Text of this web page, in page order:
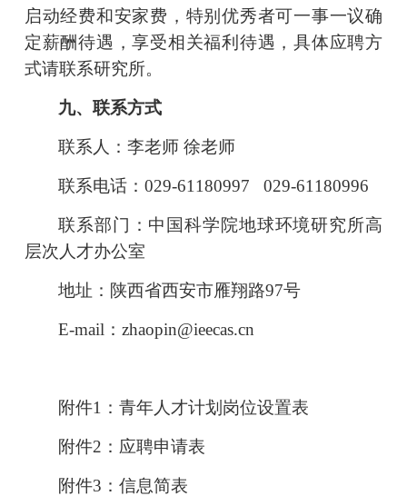
启动经费和安家费， 特别优秀者可一事一议确
定薪酬待遇 ，享受相关福利待遇，具体应聘方
式请联系研究所。
九、联系方式
联系人：李老师 徐老师
联系电话： 029-61180997 029-61180996
联系部门 ： 中国科学院地球环境研究所高
层次人才办公室
地址：陕西省西安市雁翔路97号
E-mail ： zhaopin@ieecas.cn
附件1 ： 青年人才计划 岗位设置表
附件2 ：应聘申请表
附件3 ：信息简表